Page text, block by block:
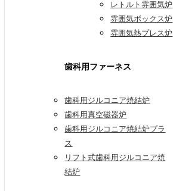
レトルト雰囲気炉
雰囲気ボックス炉
雰囲気熱プレス炉
歯科用ファーネス
歯科用ジルコニア焼結炉
歯科用真空磁器炉
歯科用ジルコニア焼結炉プラ
ス
リフト式歯科用ジルコニア焼
結炉